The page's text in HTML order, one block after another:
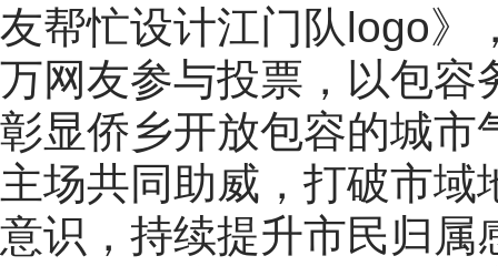
友帮忙设计江门队logo》
万网友参与投票，以包容
彰显侨乡开放包容的城市
主场共同助威，打破市
意识，持续提升市民归属